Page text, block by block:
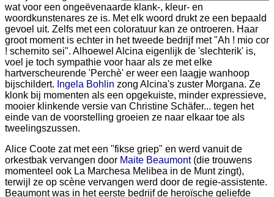
wat voor een ongeëvenaarde klank-, kleur- en
woordkunstenares ze is. Met elk woord drukt ze een bepaald
gevoel uit. Zelfs met een coloratuur kan ze ontroeren. Haar
groot moment is echter in het tweede bedrijf met "Ah ! mio cor
! schernito sei". Alhoewel Alcina eigenlijk de 'slechterik' is,
voel je toch sympathie voor haar als ze met elke
hartverscheurende 'Perchè' er weer een laagje wanhoop
bijschildert. Ingela Bohlin zong Alcina's zuster Morgana. Ze
klonk bij momenten als een opgekuiste, minder expressieve,
mooier klinkende versie van Christine Schäfer... tegen het
einde van de voorstelling groeien ze naar elkaar toe als
tweelingszussen.
Alice Coote zat met een "fikse griep" en werd vanuit de
orkestbak vervangen door Maite Beaumont(die trouwens
momenteel ook La Marchesa Melibea in de Munt zingt),
terwijl ze op scène vervangen werd door de regie-assistente.
Beaumont was in het eerste bedrijf de heroïsche geliefde